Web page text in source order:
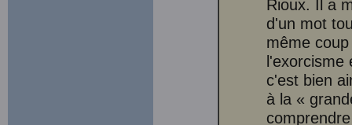
Rioux. Il a
d'un mot
même
l'exorcisme
c'est bien
à la «